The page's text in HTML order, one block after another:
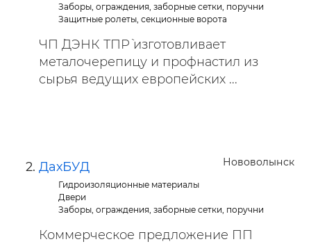
Заборы, ограждения, заборные сетки, поручни
Защитные ролеты, секционные ворота
ЧП `ДЭНК ТПР` изготовливает
металочерепицу и профнастил из
сырья ведущих европейских ...
Нововолынск
ДахБУД
Гидроизоляционные материалы
Двери
Заборы, ограждения, заборные сетки, поручни
Коммерческое предложение ПП